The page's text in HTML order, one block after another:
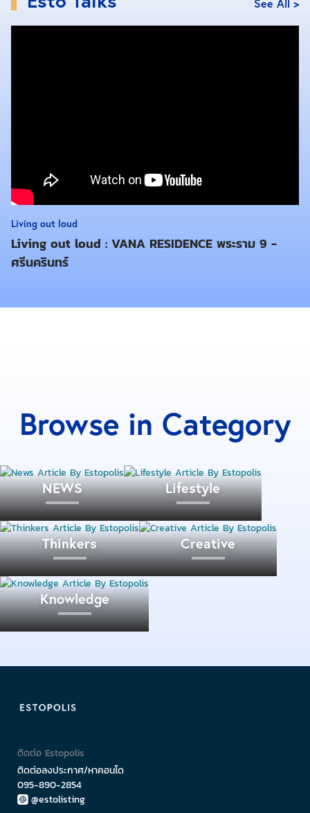
ถัง/กะละมังสำหรับใส่น้ำ
ผงซักฟอก น้ำยาขจัดคราบ น้ำยาปรับผ้านุ่ม
น้ำยาล้างจาน ฟองน้ำ
สเปรย์ปรับอากาศ
ถ้วย จาน ช้อน ส้อม
กระทะ หม้อ ถาดอาหาร ตะหลิว ทัพพี
ถุงใส่อาหาร กล่องพลาสติกบรรจุอาหาร
ไม้แขวนเสื้อและที่หนีบผ้า
เสื้อผ้าของคุณจำเป็นต้องมีการจัดเก็บอย่างเป็นระเบียบ
บางครั้งคุณอาจต้องซักเสื้อผ้าด้วยตัวเอง อย่าลืมพกไม้
แขวนเสื้อและที่หนีบผ้าติดไว้ เมื่อต้องย้ายเข้าห้องใหม่
ถ่านและปลั๊กพ่วง
See All >
Living out loud
Living out loud : VANA RESIDENCE พระราม 9 -
ศรีนครินทร์
Browse in Category
NEWS Lifestyle
Thinkers Creative
Knowledge
ติดต่อ Estopolis
ติดต่อลงประกาศ/หาคอนโด
095-890-2854
@estolisting